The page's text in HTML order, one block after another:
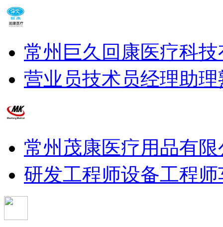
常州巨久回康医疗科
营业员技术员经理助理
常州茂康医疗用品有限
研发工程师设备工程师